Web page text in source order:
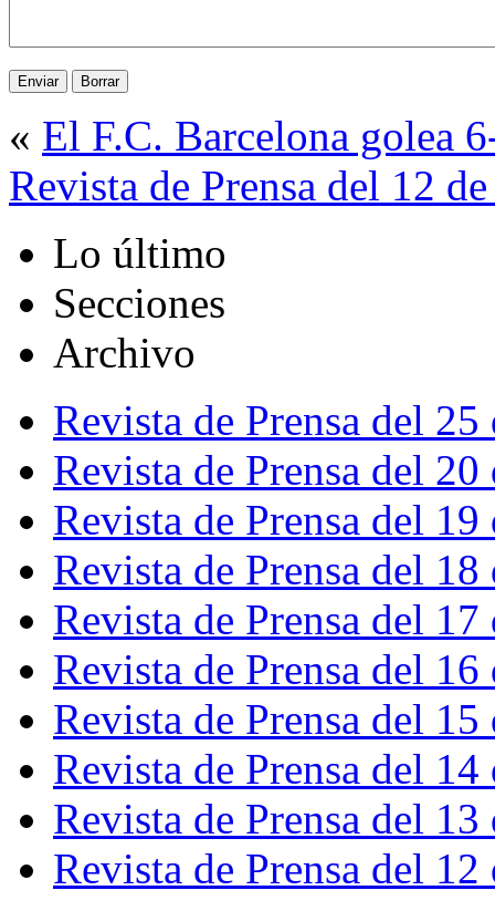
« El F.C. Barcelona golea
Revista de Prensa del 12
Lo último
Secciones
Archivo
Revista de Prensa del
Revista de Prensa del
Revista de Prensa del
Revista de Prensa del
Revista de Prensa del
Revista de Prensa del
Revista de Prensa del
Revista de Prensa del
Revista de Prensa del
Revista de Prensa del